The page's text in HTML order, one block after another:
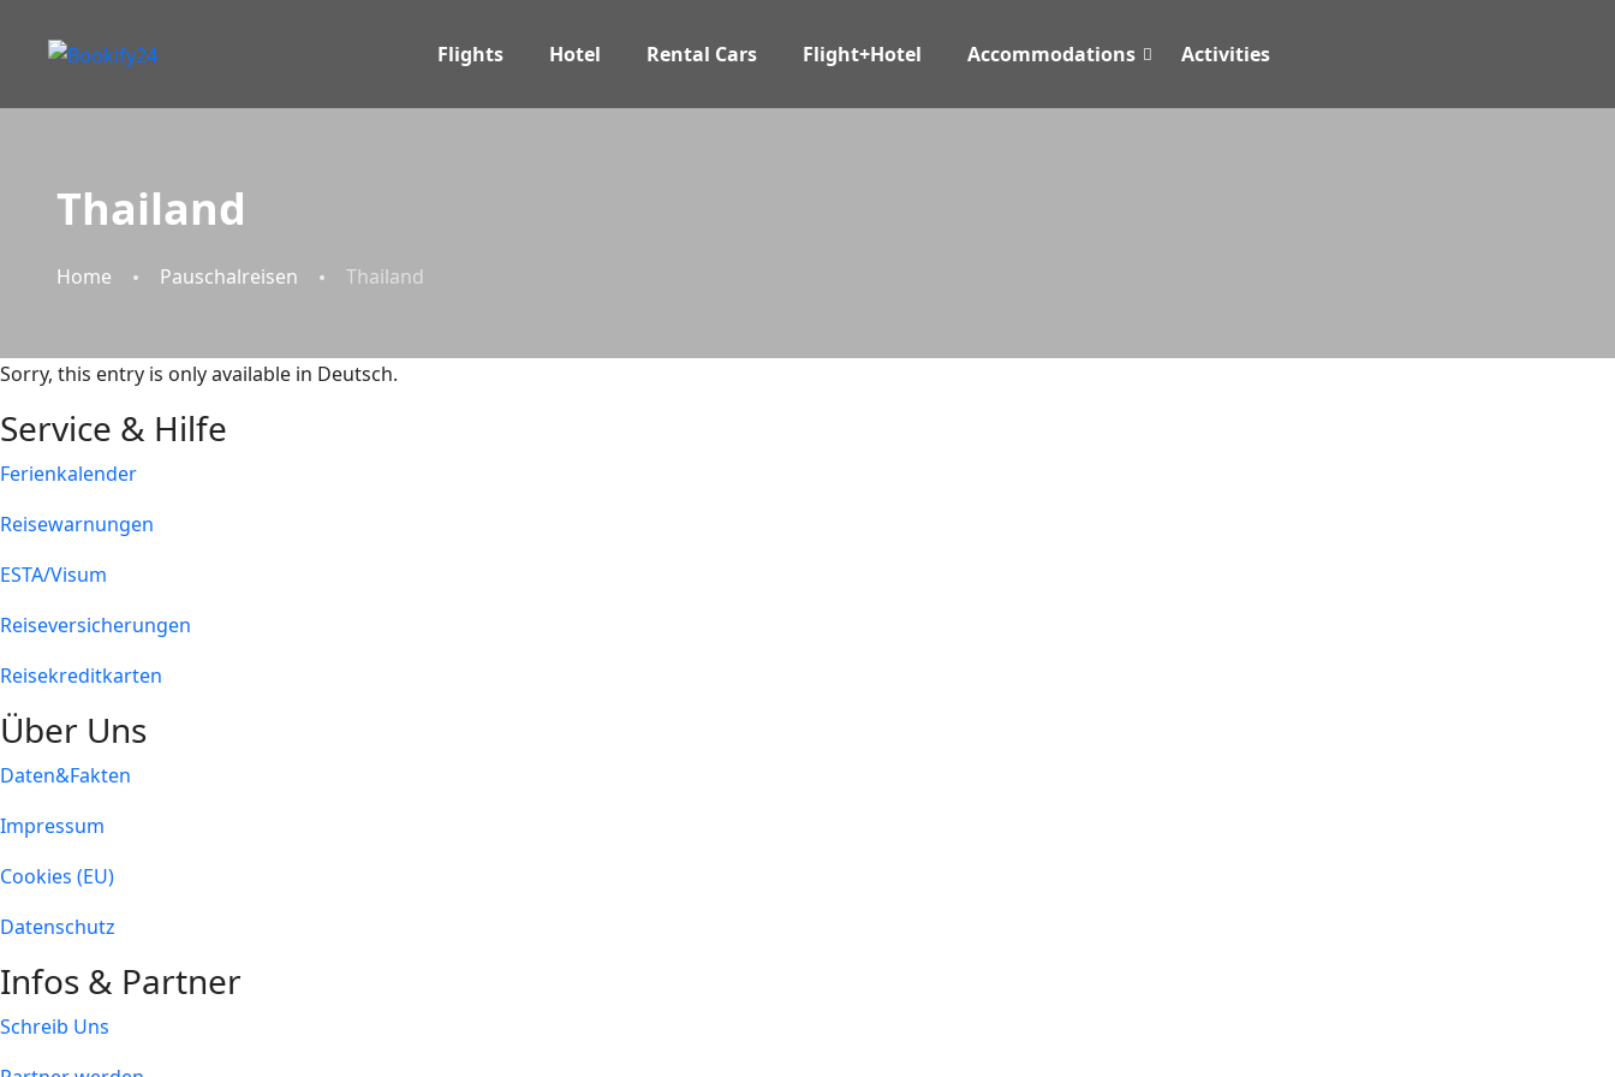
Flights Hotel Rental Cars Flight+Hotel Accommodations Activities
Thailand
Home Pauschalreisen Thailand
Sorry, this entry is only available in Deutsch.
Service & Hilfe
Ferienkalender
Reisewarnungen
ESTA/Visum
Reiseversicherungen
Reisekreditkarten
Über Uns
Daten&Fakten
Impressum
Cookies (EU)
Datenschutz
Infos & Partner
Schreib Uns